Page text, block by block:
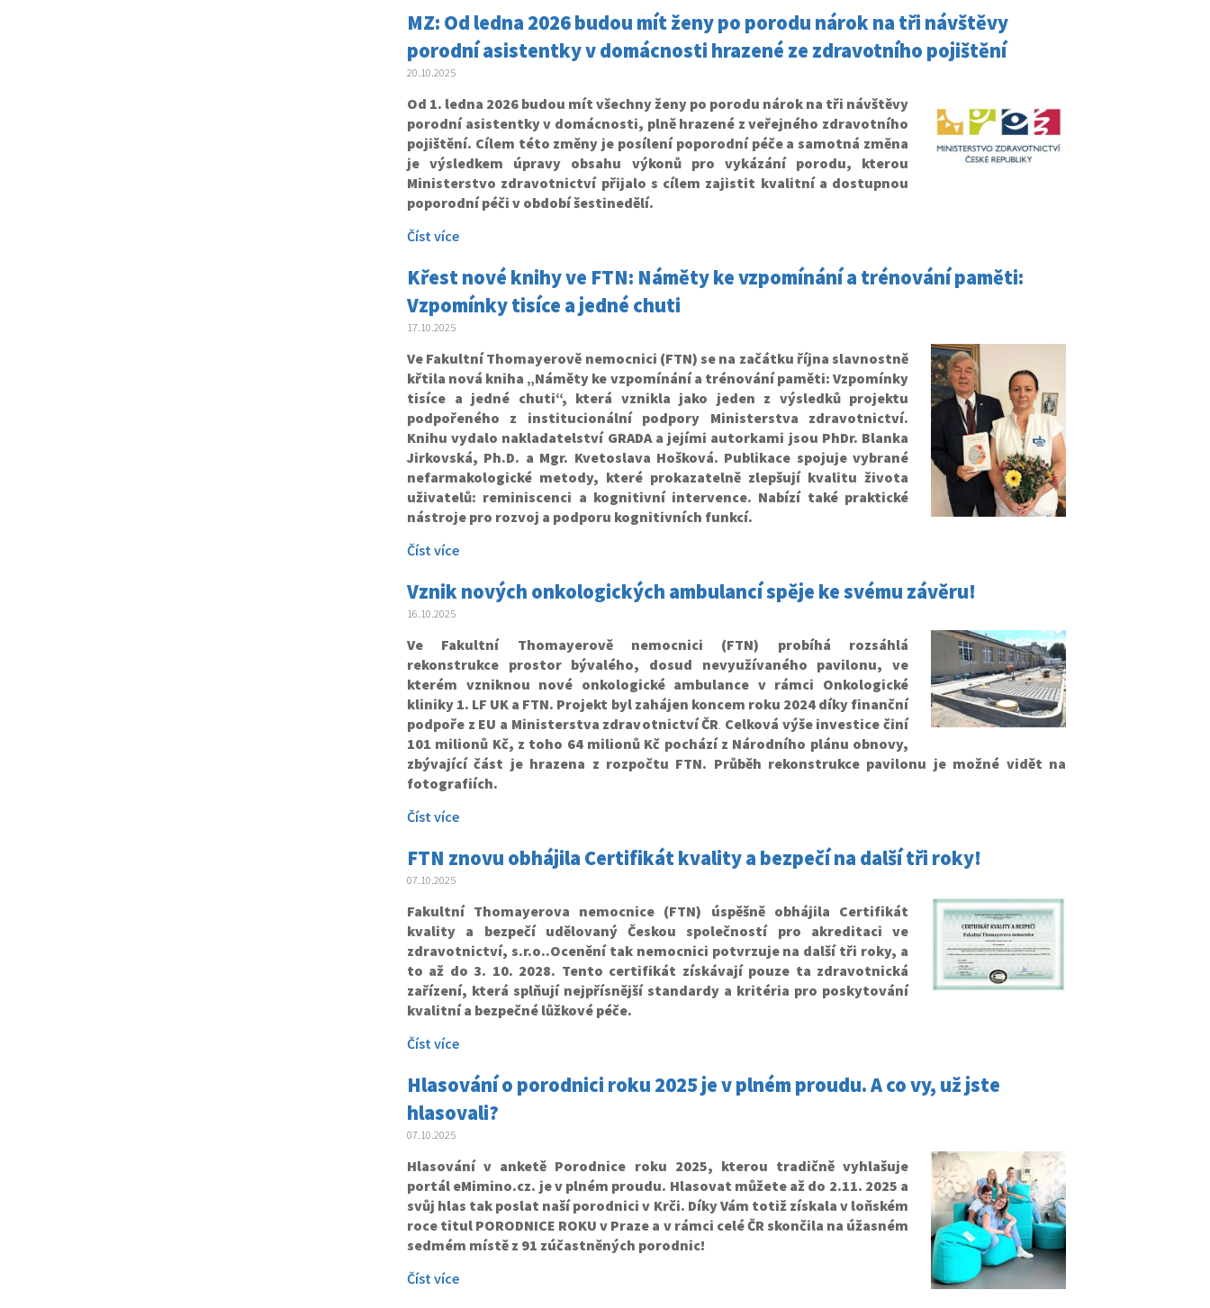
MZ: Od ledna 2026 budou mít ženy po porodu nárok na tři návštěvy
porodní asistentky v domácnosti hrazené ze zdravotního pojištění
20.10.2025
Od 1. ledna 2026 budou mít všechny ženy po porodu nárok na tři návštěvy
porodní asistentky v domácnosti, plně hrazené z veřejného zdravotního
pojištění. Cílem této změny je posílení poporodní péče a samotná změna
je výsledkem úpravy obsahu výkonů pro vykázání porodu, kterou
Ministerstvo zdravotnictví přijalo s cílem zajistit kvalitní a dostupnou
poporodní péči v období šestinedělí.
Číst více
Křest nové knihy ve FTN: Náměty ke vzpomínání a trénování paměti:
Vzpomínky tisíce a jedné chuti
17.10.2025
Ve Fakultní Thomayerově nemocnici (FTN) se na začátku října slavnostně
křtila nová kniha „Náměty ke vzpomínání a trénování paměti: Vzpomínky
tisíce a jedné chuti“, která vznikla jako jeden z výsledků projektu
podpořeného z institucionální podpory Ministerstva zdravotnictví.
Knihu vydalo nakladatelství GRADA a jejími autorkami jsou PhDr. Blanka
Jirkovská, Ph.D. a Mgr. Kvetoslava Hošková. Publikace spojuje vybrané
nefarmakologické metody, které prokazatelně zlepšují kvalitu života
uživatelů: reminiscenci a kognitivní intervence. Nabízí také praktické
nástroje pro rozvoj a podporu kognitivních funkcí.
Číst více
Vznik nových onkologických ambulancí spěje ke svému závěru!
16.10.2025
Ve Fakultní Thomayerově nemocnici (FTN) probíhá rozsáhlá
rekonstrukce prostor bývalého, dosud nevyužívaného pavilonu, ve
kterém vzniknou nové onkologické ambulance v rámci Onkologické
kliniky 1. LF UK a FTN. Projekt byl zahájen koncem roku 2024 díky finanční
podpoře z EU a Ministerstva zdravotnictví ČR. Celková výše investice činí
101 milionů Kč, z toho 64 milionů Kč pochází z Národního plánu obnovy,
zbývající část je hrazena z rozpočtu FTN. Průběh rekonstrukce pavilonu je možné vidět na
fotografiích.
Číst více
FTN znovu obhájila Certifikát kvality a bezpečí na další tři roky!
07.10.2025
Fakultní Thomayerova nemocnice (FTN) úspěšně obhájila Certifikát
kvality a bezpečí udělovaný Českou společností pro akreditaci ve
zdravotnictví, s.r.o..Ocenění tak nemocnici potvrzuje na další tři roky, a
to až do 3. 10. 2028. Tento certifikát získávají pouze ta zdravotnická
zařízení, která splňují nejpřísnější standardy a kritéria pro poskytování
kvalitní a bezpečné lůžkové péče.
Číst více
Hlasování o porodnici roku 2025 je v plném proudu. A co vy, už jste
hlasovali?
07.10.2025
Hlasování v anketě Porodnice roku 2025, kterou tradičně vyhlašuje
portál eMimino.cz. je v plném proudu. Hlasovat můžete až do 2.11. 2025 a
svůj hlas tak poslat naší porodnici v Krči. Díky Vám totiž získala v loňském
roce titul PORODNICE ROKU v Praze a v rámci celé ČR skončila na úžasném
sedmém místě z 91 zúčastněných porodnic!
Číst více